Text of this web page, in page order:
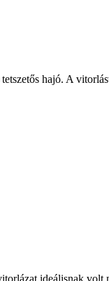
hajó. A
ideálisnak